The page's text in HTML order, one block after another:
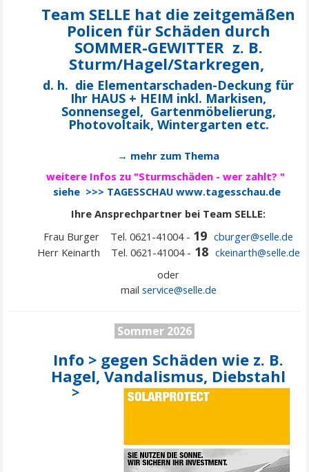
Team SELLE hat die zeitgemäßen
Policen für Schäden durch
SOMMER-GEWITTER z. B.
Sturm/Hagel/Starkregen,
d. h. die Elementarschaden-Deckung für
Ihr HAUS + HEIM inkl. Markisen,
Sonnensegel, Gartenmöbelierung,
Photovoltaik, Wintergarten etc.
→ mehr zum Thema
weitere Infos zu "Sturmschäden - wer zahlt? "
siehe >>> TAGESSCHAU www.tagesschau.de
Ihre Ansprechpartner bei Team SELLE:
Frau Burger Tel. 0621-41004 - 19 cburger@selle.de
Herr Keinarth Tel. 0621-41004 - 18 ckeinarth@selle.de
oder
mail service@selle.de
Sommer 2026
Info > gegen Schäden wie z. B.
Hagel, Vandalismus, Diebstahl
>